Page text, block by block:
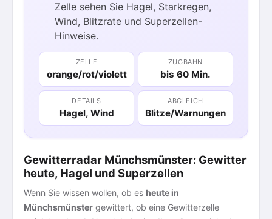
Zelle sehen Sie Hagel, Starkregen,
Wind, Blitzrate und Superzellen-
Hinweise.
ZELLE
orange/rot/violett
ZUGBAHN
bis 60 Min.
DETAILS
Hagel, Wind
ABGLEICH
Blitze/Warnungen
Gewitterradar Münchsmünster: Gewitter
heute, Hagel und Superzellen
Wenn Sie wissen wollen, ob es heute in
Münchsmünster gewittert, ob eine Gewitterzelle